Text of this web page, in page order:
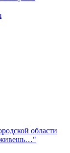
области
живешь…"